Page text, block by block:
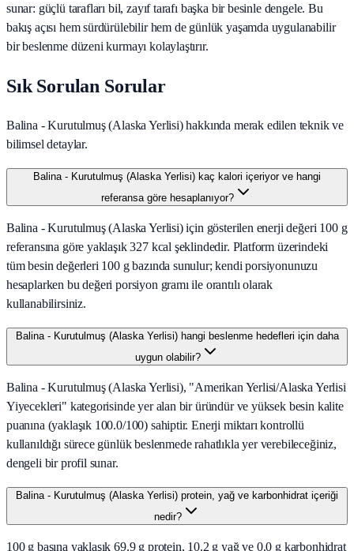
sunar: güçlü tarafları bil, zayıf tarafı başka bir besinle dengele. Bu
bakış açısı hem sürdürülebilir hem de günlük yaşamda uygulanabilir
bir beslenme düzeni kurmayı kolaylaştırır.
Sık Sorulan Sorular
Balina - Kurutulmuş (Alaska Yerlisi) hakkında merak edilen teknik ve
bilimsel detaylar.
Balina - Kurutulmuş (Alaska Yerlisi) kaç kalori içeriyor ve hangi
referansa göre hesaplanıyor?
Balina - Kurutulmuş (Alaska Yerlisi) için gösterilen enerji değeri 100 g
referansına göre yaklaşık 327 kcal şeklindedir. Platform üzerindeki
tüm besin değerleri 100 g bazında sunulur; kendi porsiyonunuzu
hesaplarken bu değeri porsiyon gramı ile orantılı olarak
kullanabilirsiniz.
Balina - Kurutulmuş (Alaska Yerlisi) hangi beslenme hedefleri için daha
uygun olabilir?
Balina - Kurutulmuş (Alaska Yerlisi), "Amerikan Yerlisi/Alaska Yerlisi
Yiyecekleri" kategorisinde yer alan bir üründür ve yüksek besin kalite
puanına (yaklaşık 100.0/100) sahiptir. Enerji miktarı kontrollü
kullanıldığı sürece günlük beslenmede rahatlıkla yer verebileceğiniz,
dengeli bir profil sunar.
Balina - Kurutulmuş (Alaska Yerlisi) protein, yağ ve karbonhidrat içeriği
nedir?
100 g başına yaklaşık 69.9 g protein, 10.2 g yağ ve 0.0 g karbonhidrat